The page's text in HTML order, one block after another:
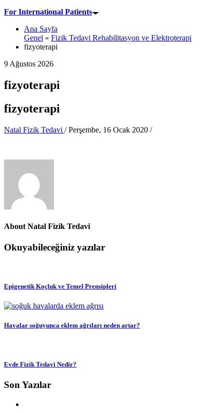
For International Patients
Ana Sayfa
Genel » Fizik Tedavi Rehabilitasyon ve Elektroterapi
fizyoterapi
9 Ağustos 2026
fizyoterapi
fizyoterapi
Natal Fizik Tedavi /Perşembe, 16 Ocak 2020 /
AboutNatal Fizik Tedavi
Okuyabileceğiniz yazılar
Epigenetik Koçluk ve Temel Prensipleri
Havalar soğuyunca eklem ağrıları neden artar?
Evde Fizik Tedavi Nedir?
Son Yazılar